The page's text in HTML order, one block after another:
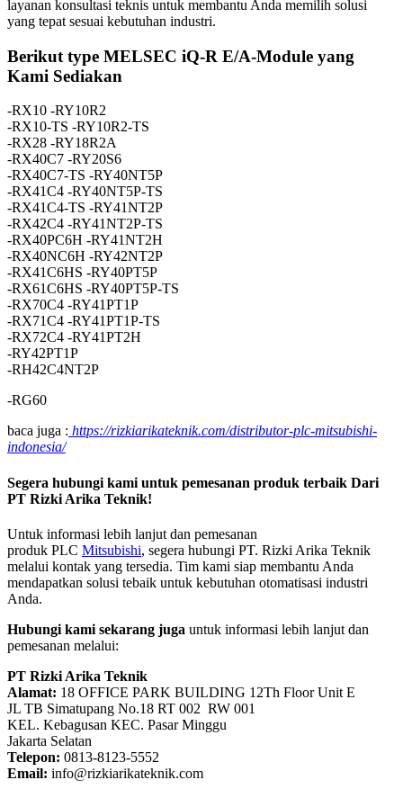
layanan konsultasi teknis untuk membantu Anda memilih solusi
yang tepat sesuai kebutuhan industri.
Berikut type MELSEC iQ-R E/A-Module yang
Kami Sediakan
-RX10 -RY10R2
-RX10-TS -RY10R2-TS
-RX28 -RY18R2A
-RX40C7 -RY20S6
-RX40C7-TS -RY40NT5P
-RX41C4 -RY40NT5P-TS
-RX41C4-TS -RY41NT2P
-RX42C4 -RY41NT2P-TS
-RX40PC6H -RY41NT2H
-RX40NC6H -RY42NT2P
-RX41C6HS -RY40PT5P
-RX61C6HS -RY40PT5P-TS
-RX70C4 -RY41PT1P
-RX71C4 -RY41PT1P-TS
-RX72C4 -RY41PT2H
-RY42PT1P
-RH42C4NT2P
-RG60
baca juga : https://rizkiarikateknik.com/distributor-plc-mitsubishi-
indonesia/
Segera hubungi kami untuk pemesanan produk terbaik Dari
PT Rizki Arika Teknik!
Untuk informasi lebih lanjut dan pemesanan
produk PLC Mitsubishi, segera hubungi PT. Rizki Arika Teknik
melalui kontak yang tersedia. Tim kami siap membantu Anda
mendapatkan solusi tebaik untuk kebutuhan otomatisasi industri
Anda.
Hubungi kami sekarang juga untuk informasi lebih lanjut dan
pemesanan melalui:
PT Rizki Arika Teknik
Alamat: 18 OFFICE PARK BUILDING 12Th Floor Unit E
JL TB Simatupang No.18 RT 002 RW 001
KEL. Kebagusan KEC. Pasar Minggu
Jakarta Selatan
Telepon: 0813-8123-5552
Email: info@rizkiarikateknik.com